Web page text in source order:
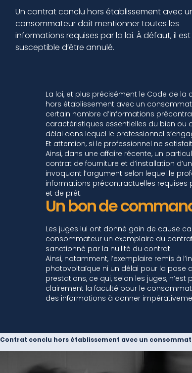
Un contrat conclu hors établissement avec
consommateur doit mentionner toutes les
informations requises par la loi. À défaut, il est
susceptible d’être annulé.
La loi, et plus précisément le Code de
hors établissement avec un
certain nombre d’informations
caractéristiques essentielles du bien ou
délai dans lequel le professionnel
Et attention, si le professionnel ne
Ainsi, dans une affaire récente, un
contrat de fourniture et d’installation
invoquant l’argument selon lequel le
informations précontractuelles requises
et de prêt.
Un bon de
Les juges lui ont donné gain de cause
consommateur un exemplaire du
sanctionné par la nullité du contrat.
Ainsi, notamment, l’exemplaire remis à
photovoltaïque ni un délai pour la pose
prestations, ce qui, selon les juges,
clairement la faculté pour le
des informations à donner
Contrat conclu hors établissement avec un